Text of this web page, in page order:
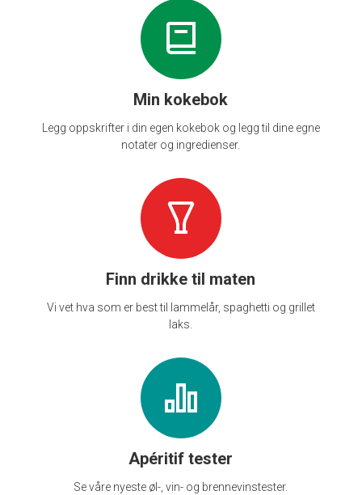
Min kokebok
Legg oppskrifter i din egen kokebok og legg til dine egne
notater og ingredienser.
Finn drikke til maten
Vi vet hva som er best til lammelår, spaghetti og grillet
laks.
Apéritif tester
Se våre nyeste øl-, vin- og brennevinstester.